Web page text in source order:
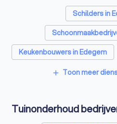
Schilders in
Keukenbouwers in Edegem
add Toon meer
Tuinonderhoud